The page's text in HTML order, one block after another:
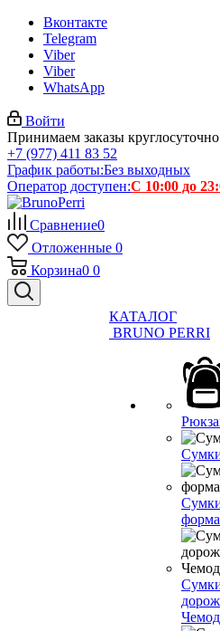
Вконтакте
Telegram
Viber
Viber
WhatsApp
Войти
Принимаем заказы
+7 (977) 411 83 52
График работы:Без выходных
Оператор доступен:С 10:00 до
Сравнение0
Отложенные 0
Корзина0 0
КАТАЛОГ
BRUNO PERRI